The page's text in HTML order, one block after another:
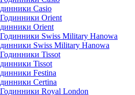
Casio
Orient
Swiss Military Hanowa
Tissot
Festina
Certina